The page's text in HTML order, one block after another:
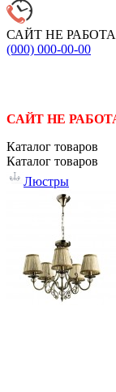
САЙТ НЕ
(000) 000-00-00
САЙТ НЕ
Каталог товаров
Каталог товаров
Люстры